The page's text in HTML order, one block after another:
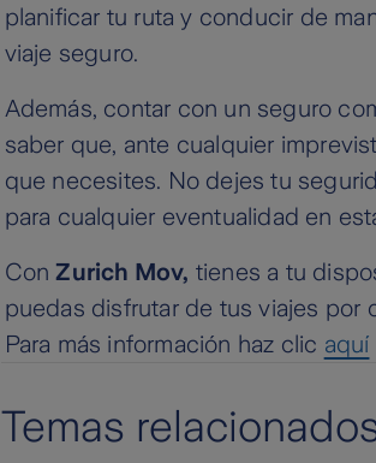
planificar tu ruta y conducir de
viaje seguro.
Además, contar con un seguro
saber que, ante cualquier
que necesites. No dejes tu
para cualquier eventualidad en
ConZurich Mov, tienes a tu
puedas disfrutar de tus viajes por
Para más información haz clic aquí
Temas